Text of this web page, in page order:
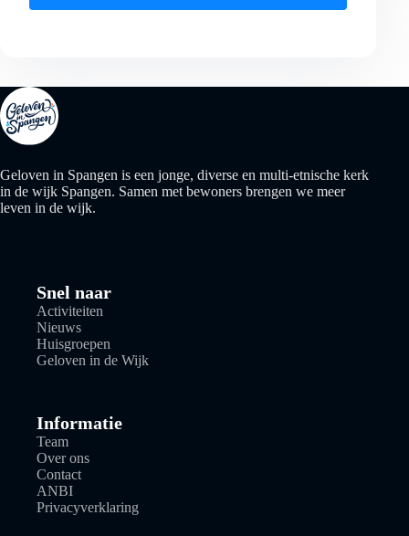
Geloven in Spangen is een jonge, diverse en multi-etnische kerk
in de wijk Spangen. Samen met bewoners brengen we meer
leven in de wijk.
Snel naar
Activiteiten
Nieuws
Huisgroepen
Geloven in de Wijk
Informatie
Team
Over ons
Contact
ANBI
Privacyverklaring